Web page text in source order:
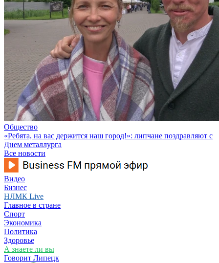
Общество
«Ребята, на вас держится наш город!»: липчане поздравляют с
Днем металлурга
Все новости
Видео
Бизнес
НЛМК Live
Главное в стране
Спорт
Экономика
Политика
Здоровье
А знаете ли вы
Говорит Липецк